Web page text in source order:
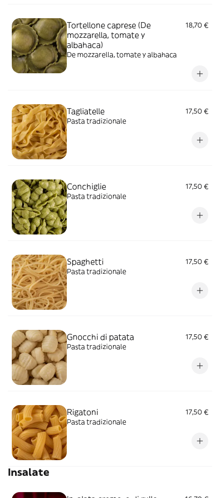
Tortellone caprese (De
mozzarella, tomate y
albahaca)
18,70 €
De mozzarella, tomate y albahaca
Tagliatelle
17,50 €
Pasta tradizionale
Conchiglie
17,50 €
Pasta tradizionale
Spaghetti
17,50 €
Pasta tradizionale
Gnocchi di patata
17,50 €
Pasta tradizionale
Rigatoni
17,50 €
Pasta tradizionale
Insalate